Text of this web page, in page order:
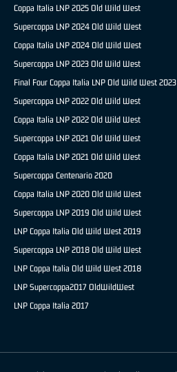
Coppa Italia LNP 2025 Old Wild West
Supercoppa LNP 2024 Old Wild West
Coppa Italia LNP 2024 Old Wild West
Supercoppa LNP 2023 Old Wild West
Final Four Coppa Italia LNP Old Wild West 2023
Supercoppa LNP 2022 Old Wild West
Coppa Italia LNP 2022 Old Wild West
Supercoppa LNP 2021 Old Wild West
Coppa Italia LNP 2021 Old Wild West
Supercoppa Centenario 2020
Coppa Italia LNP 2020 Old Wild West
Supercoppa LNP 2019 Old Wild West
LNP Coppa Italia Old Wild West 2019
Supercoppa LNP 2018 Old Wild West
LNP Coppa Italia Old Wild West 2018
LNP Supercoppa2017 OldWildWest
LNP Coppa Italia 2017